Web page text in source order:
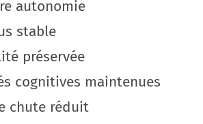
autonomie
stable
préservée
cognitives maintenues
chute réduit